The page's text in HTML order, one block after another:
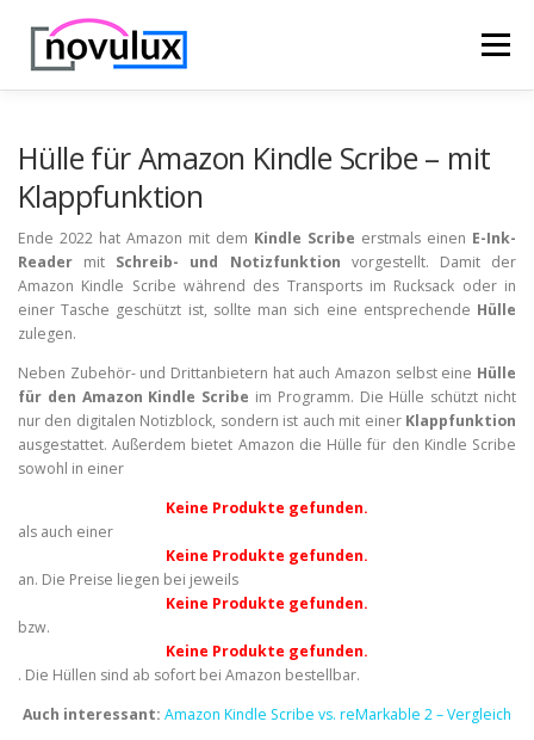
Inhalt
springen
Menü
Hülle für Amazon Kindle Scribe – mit
Klappfunktion
Ende 2022 hat Amazon mit dem Kindle Scribe erstmals einen E-Ink-
Reader mit Schreib- und Notizfunktion vorgestellt. Damit der
Amazon Kindle Scribe während des Transports im Rucksack oder in
einer Tasche geschützt ist, sollte man sich eine entsprechende Hülle
zulegen.
Neben Zubehör- und Drittanbietern hat auch Amazon selbst eine Hülle
für den Amazon Kindle Scribe im Programm. Die Hülle schützt nicht
nur den digitalen Notizblock, sondern ist auch mit einer Klappfunktion
ausgestattet. Außerdem bietet Amazon die Hülle für den Kindle Scribe
sowohl in einer
Keine Produkte gefunden.
als auch einer
Keine Produkte gefunden.
an. Die Preise liegen bei jeweils
Keine Produkte gefunden.
bzw.
Keine Produkte gefunden.
. Die Hüllen sind ab sofort bei Amazon bestellbar.
Auch interessant: Amazon Kindle Scribe vs. reMarkable 2 – Vergleich